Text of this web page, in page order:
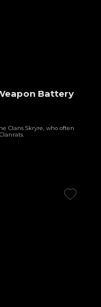
Battery
Clans Skryre, who often